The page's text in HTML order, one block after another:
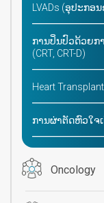
LVADs (ອຸປະກອ
ການປິ່ນປົວດ້ວຍກ
(CRT, CRT-D)
Heart Transplant
ການຜ່າຕັດຫົວໃຈ
Oncology